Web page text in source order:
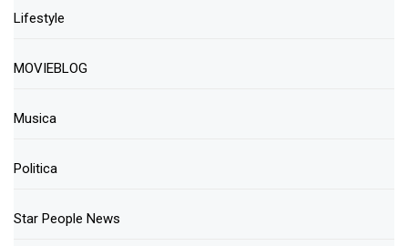
Lifestyle
MOVIEBLOG
Musica
Politica
Star People News